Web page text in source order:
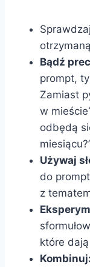
Bądź
prompt,
Zamiast
w
odbędą
Używaj
do
z
które
Kombinuj: